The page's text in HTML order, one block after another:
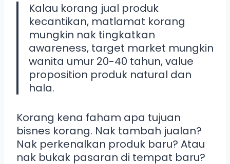
Kalau korang jual produk
kecantikan, matlamat korang
mungkin nak tingkatkan
awareness, target market mungkin
wanita umur 20-40 tahun, value
proposition produk natural dan
hala.
Korang kena faham apa tujuan
bisnes korang. Nak tambah jualan?
Nak perkenalkan produk baru? Atau
nak bukak pasaran di tempat baru?